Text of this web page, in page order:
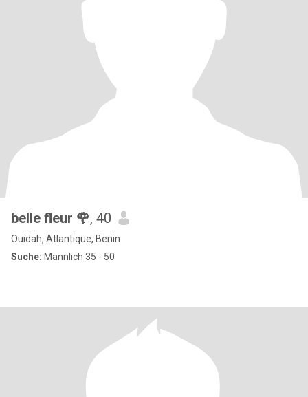
belle fleur 🌹, 40
Ouidah, Atlantique, Benin
Suche: Männlich 35 - 50